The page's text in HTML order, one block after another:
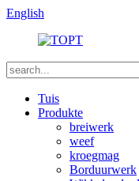
English
Tuis
Produkte
breiwerk
weef
kroegmag
Borduurwerk